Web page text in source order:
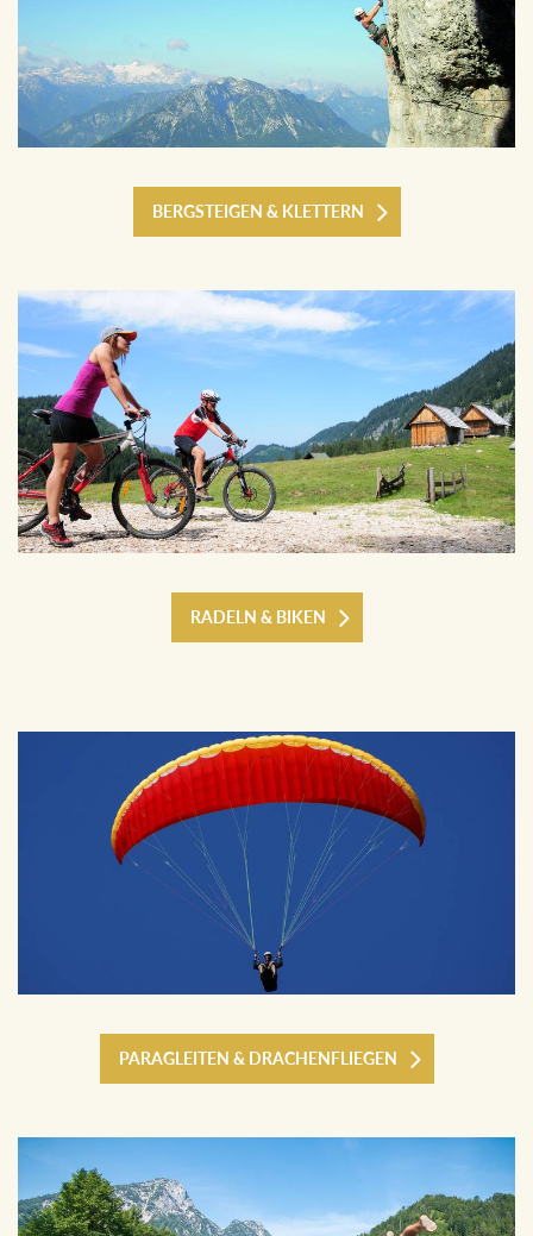
BERGSTEIGEN & KLETTERN
RADELN & BIKEN
PARAGLEITEN & DRACHENFLIEGEN